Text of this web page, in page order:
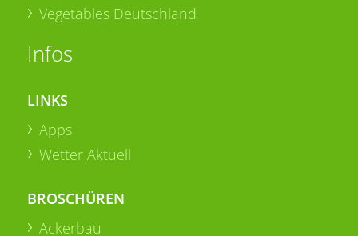
Vegetables Deutschland
Infos
LINKS
Apps
Wetter Aktuell
BROSCHÜREN
Ackerbau